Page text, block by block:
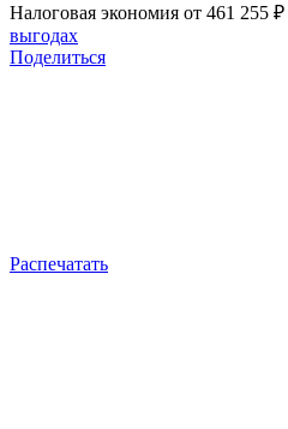
Налоговая экономия от 461 255 ₽
выгодах
Поделиться
Распечатать